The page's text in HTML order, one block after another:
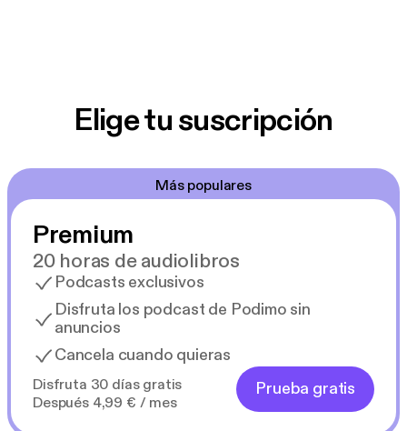
Elige tu suscripción
Más populares
Premium
20 horas de audiolibros
Podcasts exclusivos
Disfruta los podcast de Podimo sin
anuncios
Cancela cuando quieras
Disfruta 30 días gratis
Después 4,99 € / mes
Prueba gratis